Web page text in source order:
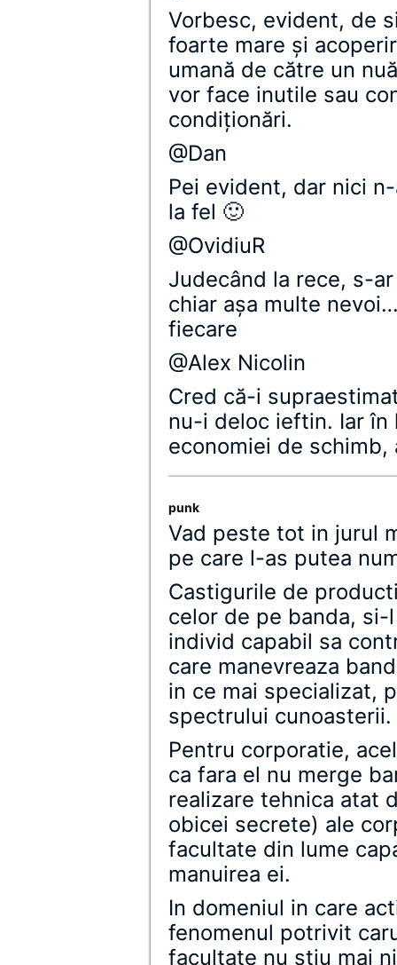
Vorbesc, evident, de
foarte mare şi
umană de către un
vor face inutile sau
condiţionări.
@Dan
Pei evident, dar nici
la fel 🙂
@OvidiuR
Judecând la rece, s-
chiar aşa multe
fiecare
@Alex Nicolin
Cred că-i
nu-i deloc ieftin. Iar
economiei de
punk
Vad peste tot in jurul
pe care l-as putea
Castigurile de
celor de pe banda,
individ capabil sa
care manevreaza
in ce mai specializat,
spectrului cunoasterii.
Pentru corporatie,
ca fara el nu merge
realizare tehnica atat
obicei secrete) ale
facultate din lume
manuirea ei.
In domeniul in care
fenomenul potrivit
facultate nu stiu mai